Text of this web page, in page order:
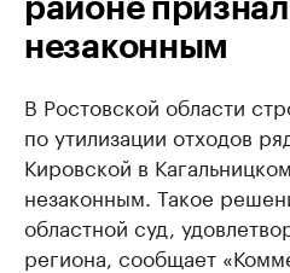
районе
незаконным
В Ростовской области
по утилизации отходов
Кировской в
незаконным. Такое
областной суд,
региона, сообщает